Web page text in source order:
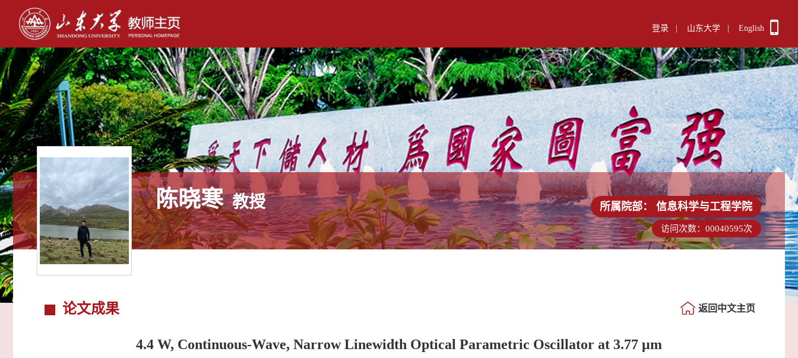
登录 山东大学 English
陈晓寒 教授 所属院部： 信息科学与工程学院
访问次数： 00040595次
论文成果 返回中文主页
4.4 W, Continuous-Wave, Narrow Linewidth Optical Parametric Oscillator at 3.77 μm